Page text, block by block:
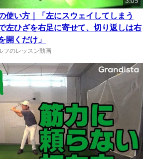
使い方｜「左にスウェイしてしまう
左ひざを右足に寄せて、切り返しは右
開くだけ」
フのレッスン動画